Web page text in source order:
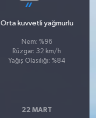
Orta kuvvetli yağmurlu
Nem: %96
Rüzgar: 32 km/h
Yağış Olasılığı: %84
22 MART